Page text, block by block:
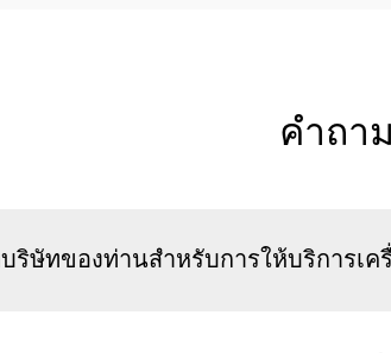
คำถา
ริษัทของท่านสำหรับการให้บริการเค